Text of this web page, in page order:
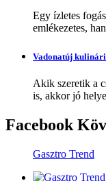
Egy ízletes
emlékezetes,
Vadonatúj
Akik szeretik a
is, akkor jó
Facebook
Gasztro Trend